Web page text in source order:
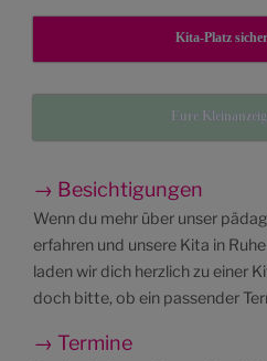
Kita-Platz
Eure
→ Besichtigungen
Wenn du mehr über unser
erfahren und unsere Kita in
laden wir dich herzlich zu einer
doch bitte, ob ein passender
→ Termine